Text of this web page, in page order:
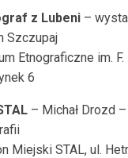
z Lubeni–
Szczupaj
Etnograficzne im.
6
– Michał Drozd
Miejski STAL, ul.